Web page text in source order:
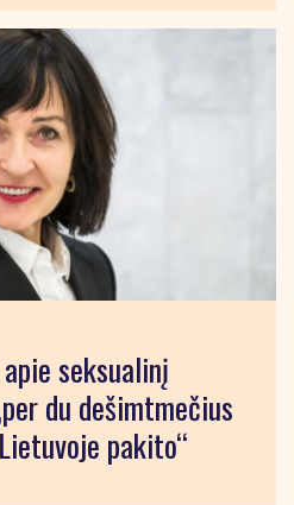
seksualinį
du dešimtmečius
pakito“